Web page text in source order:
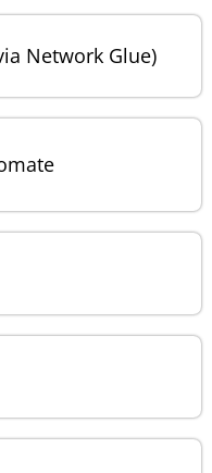
Network Glue)